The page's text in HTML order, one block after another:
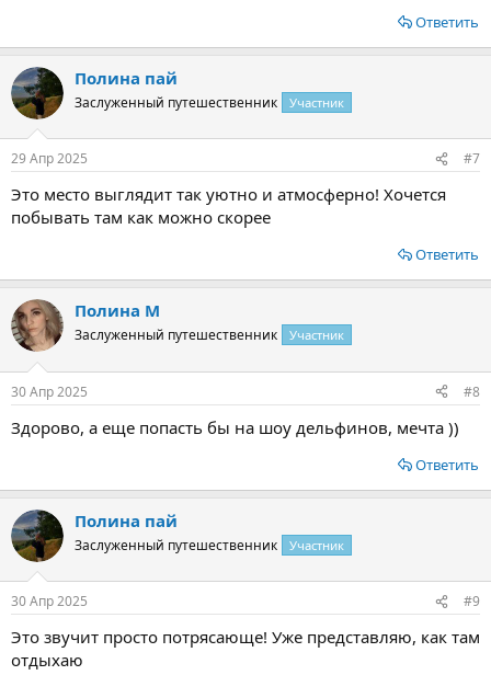
Ответить
Полина пай
Заслуженный путешественник Участник
29 Апр 2025 #7
Это место выглядит так уютно и атмосферно! Хочется
побывать там как можно скорее
Ответить
Полина М
Заслуженный путешественник Участник
30 Апр 2025 #8
Здорово, а еще попасть бы на шоу дельфинов, мечта ))
Ответить
Полина пай
Заслуженный путешественник Участник
30 Апр 2025 #9
Это звучит просто потрясающе! Уже представляю, как там
отдыхаю